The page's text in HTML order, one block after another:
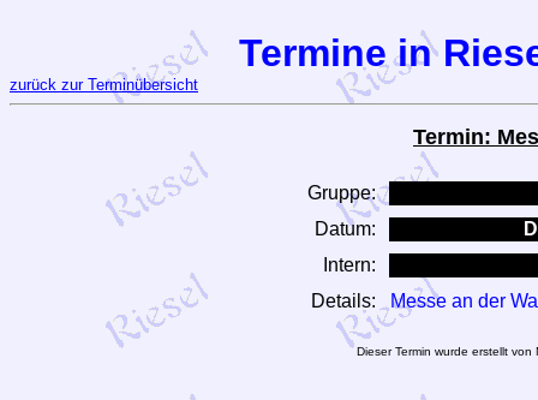
Termine in
zurück zur Terminübersicht
Termin:
Gruppe:
Datum:
Intern:
Details:
Messe an der
Dieser Termin wurde erstellt